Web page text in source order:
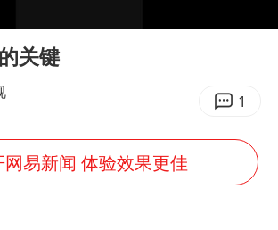
律师称“梅姨”若满75岁或不适用死刑
关键
1
网易新闻 体验效果更佳